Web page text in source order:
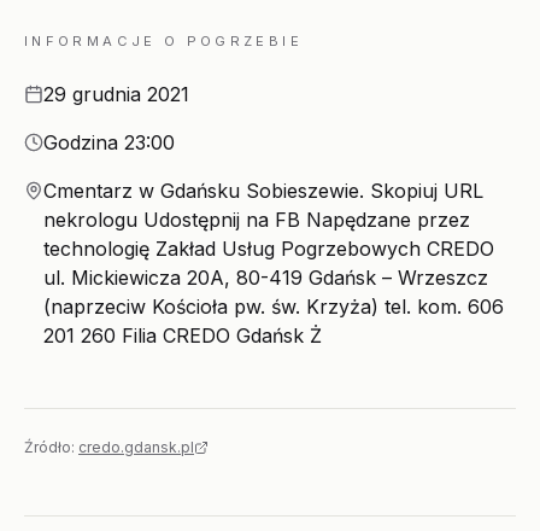
INFORMACJE O POGRZEBIE
Data29 grudnia 2021
Godzina
Godzina 23:00
Miejsce
Cmentarz w Gdańsku Sobieszewie. Skopiuj URL
nekrologu Udostępnij na FB Napędzane przez
technologię Zakład Usług Pogrzebowych CREDO
ul. Mickiewicza 20A, 80-419 Gdańsk – Wrzeszcz
(naprzeciw Kościoła pw. św. Krzyża) tel. kom. 606
201 260 Filia CREDO Gdańsk Ż
Źródło: credo.gdansk.pl